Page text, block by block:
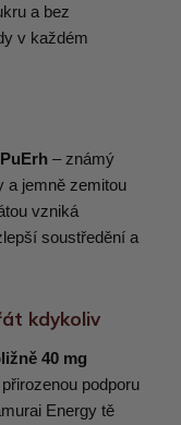
a bez
v každém
– známý
a jemně zemitou
vzniká
soustředění a
kdykoliv
40 mg
podporu
Energy tě